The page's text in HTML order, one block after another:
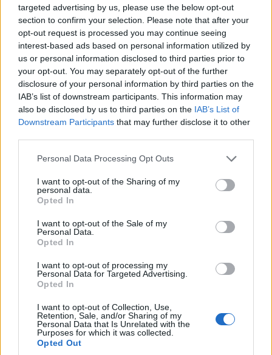
targeted advertising by us, please use the below opt-out
section to confirm your selection. Please note that after your
opt-out request is processed you may continue seeing
interest-based ads based on personal information utilized by
us or personal information disclosed to third parties prior to
your opt-out. You may separately opt-out of the further
disclosure of your personal information by third parties on the
IAB’s list of downstream participants. This information may
also be disclosed by us to third parties on the IAB’s List of
Downstream Participants that may further disclose it to other
Please note that this website/app uses one or more Google
not limited to your visit or usage behaviour. You may click to
grant or deny consent to Google and its third-party tags to
use your data for below specified purposes in below Google
consent section.
Personal Data Processing Opt Outs
I want to opt-out of the Sharing of my
personal data.
Opted In
I want to opt-out of the Sale of my
Personal Data.
Opted In
I want to opt-out of processing my
Personal Data for Targeted Advertising.
Opted In
I want to opt-out of Collection, Use,
Retention, Sale, and/or Sharing of my
Personal Data that Is Unrelated with the
Purposes for which it was collected.
Opted Out